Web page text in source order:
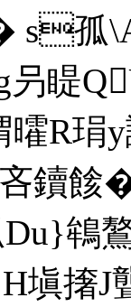
孤
叧睼
R琄y
鑟餩
鴾鷔
H塡撦